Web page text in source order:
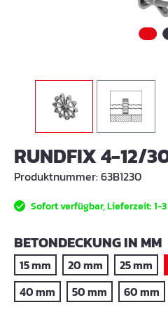
RUNDFIX 4-12/
Produktnummer:63B1230
Sofort verfügbar, Lieferzeit: 1-3
BETONDECKUNG IN MM
15 mm 20 mm 25 mm
40 mm
50 mm 60 mm